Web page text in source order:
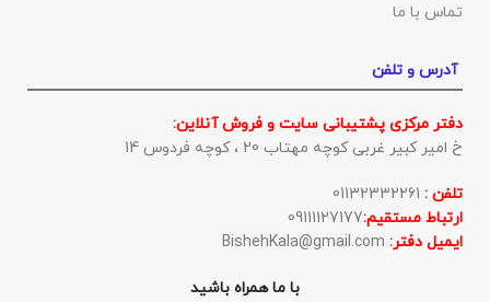
تماس با ما
آدرس و تلفن
دفتر مرکزی پشتیبانی سایت و فروش آنلاین:
خ امیر کبیر غربی کوچه مهتاب 20 ، کوچه فردوس 14
تلفن :
ارتباط مستقیم:09111127177
ایمیل دفتر:
با ما همراه باشید